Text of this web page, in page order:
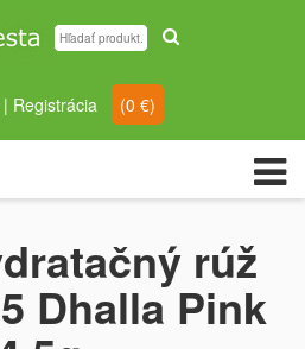
Registrácia (0 €)
rúž
Dhalla Pink